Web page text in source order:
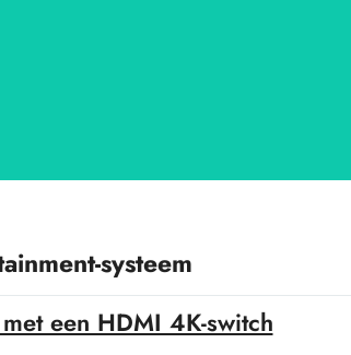
systeem
een HDMI 4K-switch